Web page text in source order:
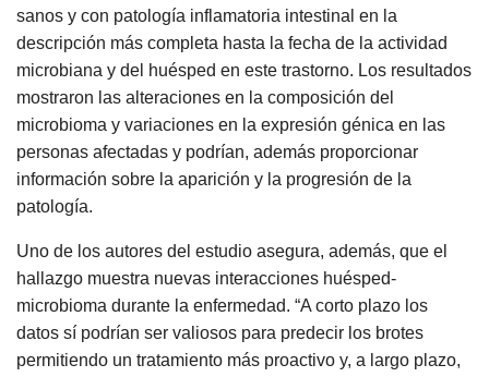
sanos y con patología inflamatoria intestinal en la
descripción más completa hasta la fecha de la actividad
microbiana y del huésped en este trastorno. Los resultados
mostraron las alteraciones en la composición del
microbioma y variaciones en la expresión génica en las
personas afectadas y podrían, además proporcionar
información sobre la aparición y la progresión de la
patología.
Uno de los autores del estudio asegura, además, que el
hallazgo muestra nuevas interacciones huésped-
microbioma durante la enfermedad. “A corto plazo los
datos sí podrían ser valiosos para predecir los brotes
permitiendo un tratamiento más proactivo y, a largo plazo,